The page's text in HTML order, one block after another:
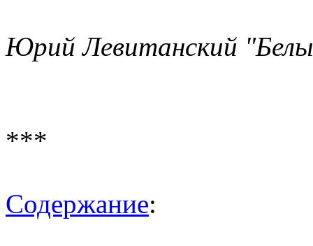
Юрий Левитанский
***
Содержание: